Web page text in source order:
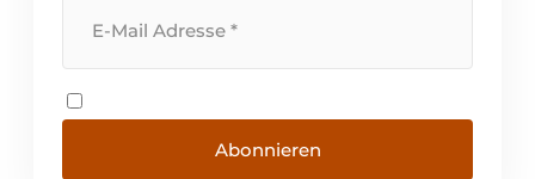
Abonnieren